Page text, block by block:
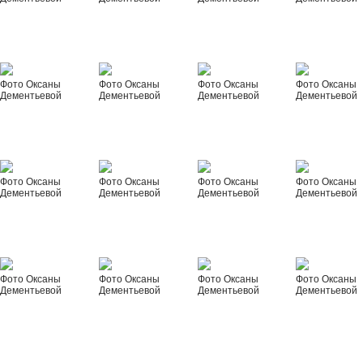
Фото Оксаны
Дементьевой
Фото Оксаны
Дементьевой
Фото Оксаны
Дементьевой
Фото Оксаны
Дементьевой
Фото Оксаны
Дементьевой
Фото Оксаны
Дементьевой
Фото Оксаны
Дементьевой
Фото Оксаны
Дементьевой
Фото Оксаны
Дементьевой
Фото Оксаны
Дементьевой
Фото Оксаны
Дементьевой
Фото Оксаны
Дементьевой